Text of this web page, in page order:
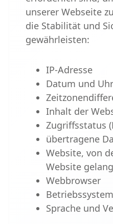
unserer Webseite
die Stabilität und
gewährleisten:
IP-Adresse
Datum und
Inhalt der
Zugriffsstatus
übertragene
Website, von
Website
Webbrowser
Betriebssystem
Sprache und